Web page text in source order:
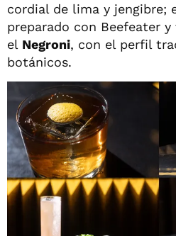
cordial de lima y jengibre;
preparado con Beefeater
el Negroni, con el perfil
botánicos.